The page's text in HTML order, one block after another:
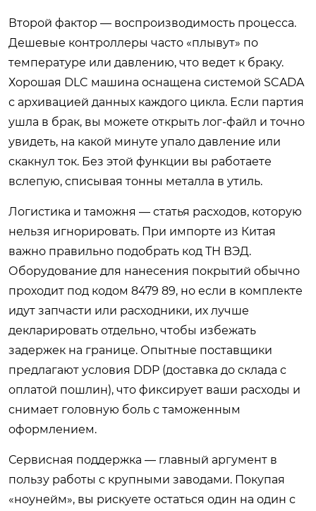
Второй фактор — воспроизводимость процесса.
Дешевые контроллеры часто «плывут» по
температуре или давлению, что ведет к браку.
Хорошая DLC машина оснащена системой SCADA
с архивацией данных каждого цикла. Если партия
ушла в брак, вы можете открыть лог-файл и точно
увидеть, на какой минуте упало давление или
скакнул ток. Без этой функции вы работаете
вслепую, списывая тонны металла в утиль.
Логистика и таможня — статья расходов, которую
нельзя игнорировать. При импорте из Китая
важно правильно подобрать код ТН ВЭД.
Оборудование для нанесения покрытий обычно
проходит под кодом 8479 89, но если в комплекте
идут запчасти или расходники, их лучше
декларировать отдельно, чтобы избежать
задержек на границе. Опытные поставщики
предлагают условия DDP (доставка до склада с
оплатой пошлин), что фиксирует ваши расходы и
снимает головную боль с таможенным
оформлением.
Сервисная поддержка — главный аргумент в
пользу работы с крупными заводами. Покупая
«ноунейм», вы рискуете остаться один на один с